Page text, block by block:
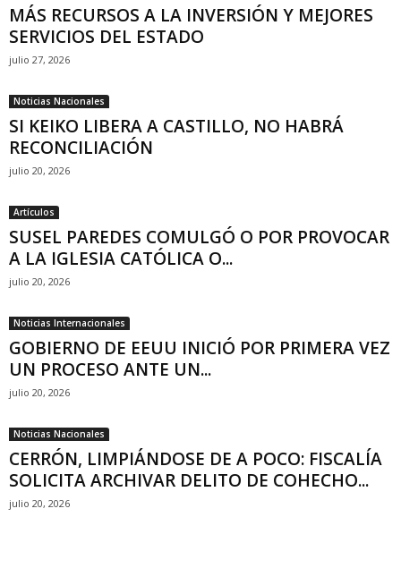
MÁS RECURSOS A LA INVERSIÓN Y MEJORES
SERVICIOS DEL ESTADO
julio 27, 2026
Noticias Nacionales
SI KEIKO LIBERA A CASTILLO, NO HABRÁ
RECONCILIACIÓN
julio 20, 2026
Artículos
SUSEL PAREDES COMULGÓ O POR PROVOCAR
A LA IGLESIA CATÓLICA O...
julio 20, 2026
Noticias Internacionales
GOBIERNO DE EEUU INICIÓ POR PRIMERA VEZ
UN PROCESO ANTE UN...
julio 20, 2026
Noticias Nacionales
CERRÓN, LIMPIÁNDOSE DE A POCO: FISCALÍA
SOLICITA ARCHIVAR DELITO DE COHECHO...
julio 20, 2026